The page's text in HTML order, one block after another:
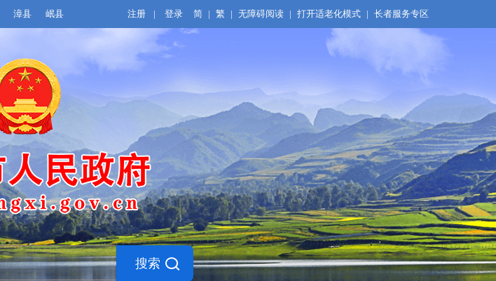
漳县 岷县 注册 | 登录 简 | 繁 | 无障碍阅读 | 打开适老化模式 | 长者服务专区